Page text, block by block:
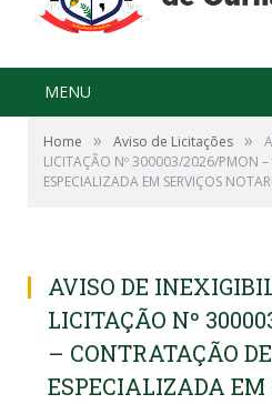
MENU
Home » Aviso de Licitações »
LICITAÇÃO Nº 300003/2026/PMON –
ESPECIALIZADA EM SERVIÇOS
AVISO DE
LICITAÇÃO Nº
– CONTRATAÇÃO
ESPECIALIZADA EM